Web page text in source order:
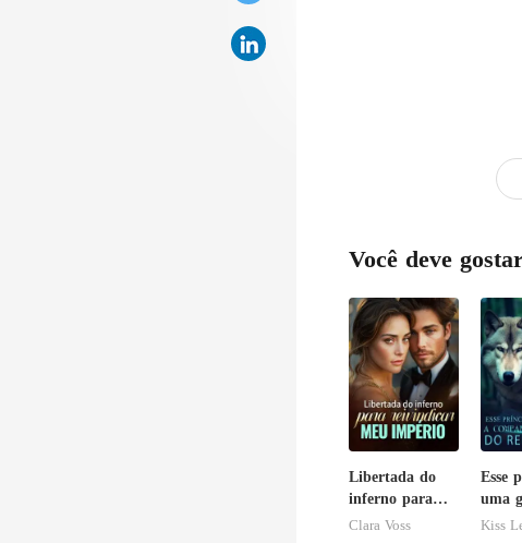
Você deve
Libertada do
inferno para
reivindicar meu
Clara Voss
Esse
uma
Kiss